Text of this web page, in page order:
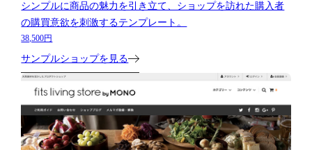
シンプルに商品の魅力を引き立て、ショップを訪れた購入者
の購買意欲を刺激するテンプレート。
38,500円
サンプルショップを見る